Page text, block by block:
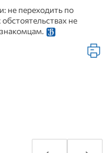
не переходить по
не